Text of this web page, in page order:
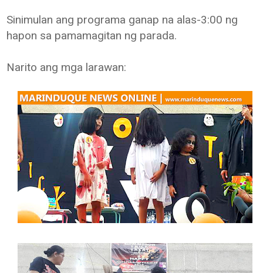
Sinimulan ang programa ganap na alas-3:00 ng
hapon sa pamamagitan ng parada.
Narito ang mga larawan: